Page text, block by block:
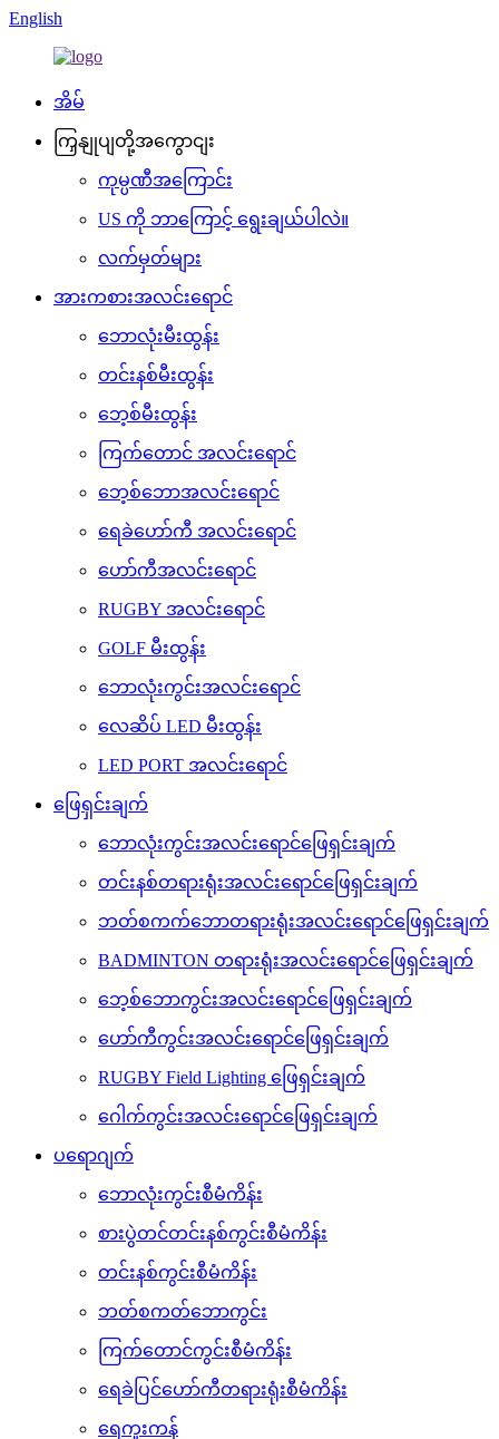
English
အိမ်
ကြှနျုပျတို့အကွောငျး
ကုမ္ပဏီအကြောင်း
US ကို ဘာကြောင့် ရွေးချယ်ပါလဲ။
လက်မှတ်များ
အားကစားအလင်းရောင်
ဘောလုံးမီးထွန်း
တင်းနစ်မီးထွန်း
ဘေ့စ်မီးထွန်း
ကြက်တောင် အလင်းရောင်
ဘေ့စ်ဘောအလင်းရောင်
ရေခဲဟော်ကီ အလင်းရောင်
ဟော်ကီအလင်းရောင်
RUGBY အလင်းရောင်
GOLF မီးထွန်း
ဘောလုံးကွင်းအလင်းရောင်
လေဆိပ် LED မီးထွန်း
LED PORT အလင်းရောင်
ဖြေရှင်းချက်
ဘောလုံးကွင်းအလင်းရောင်ဖြေရှင်းချက်
တင်းနစ်တရားရုံးအလင်းရောင်ဖြေရှင်းချက်
ဘတ်စကက်ဘောတရားရုံးအလင်းရောင်ဖြေရှင်းချက်
BADMINTON တရားရုံးအလင်းရောင်ဖြေရှင်းချက်
ဘေ့စ်ဘောကွင်းအလင်းရောင်ဖြေရှင်းချက်
ဟော်ကီကွင်းအလင်းရောင်ဖြေရှင်းချက်
RUGBY Field Lighting ဖြေရှင်းချက်
ဂေါက်ကွင်းအလင်းရောင်ဖြေရှင်းချက်
ပရောဂျက်
ဘောလုံးကွင်းစီမံကိန်း
စားပွဲတင်တင်းနစ်ကွင်းစီမံကိန်း
တင်းနစ်ကွင်းစီမံကိန်း
ဘတ်စကတ်ဘောကွင်း
ကြက်တောင်ကွင်းစီမံကိန်း
ရေခဲပြင်ဟော်ကီတရားရုံးစီမံကိန်း
ရေကူးကန်